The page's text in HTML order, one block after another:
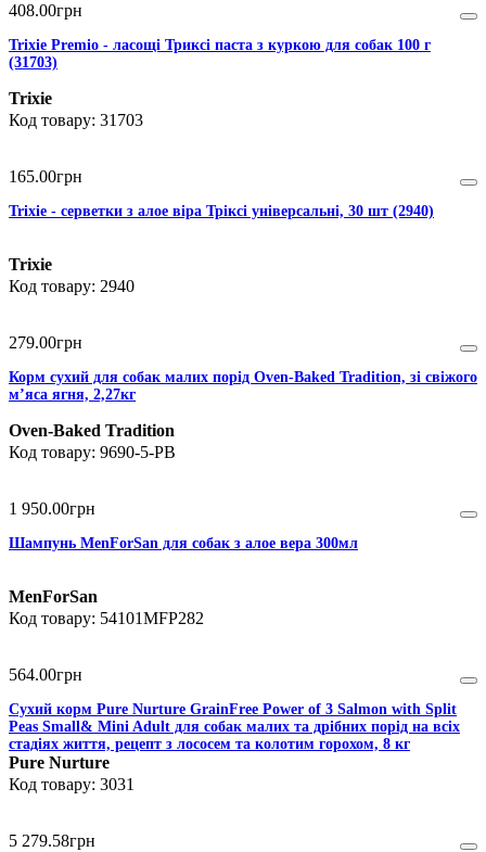
408.00грн
Trixie Premio - ласощі Триксі паста з куркою для собак 100 г
(31703)
Trixie
31703
165.00грн
Trixie - серветки з алое віра Тріксі універсальні, 30 шт (2940)
Trixie
2940
279.00грн
Корм сухий для собак малих порід Oven-Baked Tradition, зі свіжого
м’яса ягня, 2,27кг
Oven-Baked Tradition
9690-5-PB
1 950.00грн
Шампунь MenForSan для собак з алое вера 300мл
MenForSan
54101MFP282
564.00грн
Сухий корм Pure Nurture GrainFree Power of 3 Salmon with Split
Peas Small& Mini Adult для собак малих та дрібних порід на всіх
стадіях життя, рецепт з лососем та колотим горохом, 8 кг
Pure Nurture
3031
5 279.58грн